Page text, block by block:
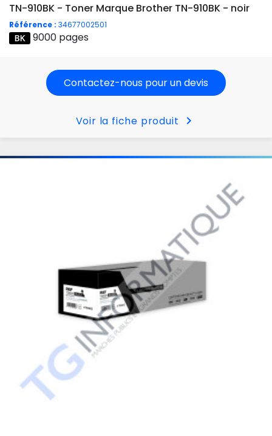
TN-910BK - Toner Marque Brother TN-910BK - noir
Référence : 34677002501
9000 pages
Contactez-nous pour un devis
Voir la fiche produit chevron_right